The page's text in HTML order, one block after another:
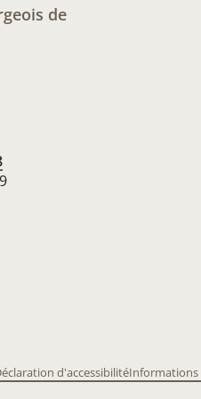
de
d'accessibilitéInformations